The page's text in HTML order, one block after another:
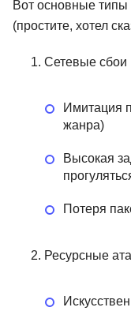
Вот основные типы
(простите, хотел
Сетевые сбои
Имитация
жанра)
Высокая
Потеря
Ресурсные